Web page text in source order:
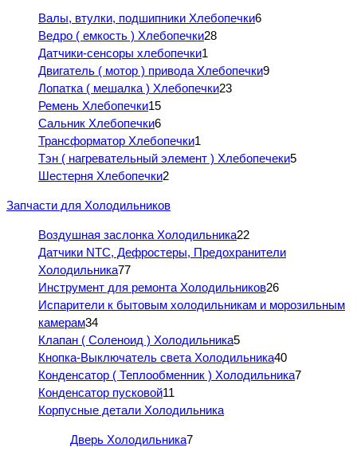
Валы, втулки, подшипники Хлебопечки6
Ведро ( емкость ) Хлебопечки28
Датчики-сенсоры хлебопечки1
Двигатель ( мотор ) привода Хлебопечки9
Лопатка ( мешалка ) Хлебопечки23
Ремень Хлебопечки15
Сальник Хлебопечки6
Трансформатор Хлебопечки1
Тэн ( нагревательный элемент ) Хлебопечеки5
Шестерня Хлебопечки2
Запчасти для Холодильников
Воздушная заслонка Холодильника22
Датчики NTC, Дефростеры, Предохранители
Холодильника77
Инструмент для ремонта Холодильников26
Испарители к бытовым холодильникам и морозильным
камерам34
Клапан ( Соленоид ) Холодильника5
Кнопка-Выключатель света Холодильника40
Конденсатор ( Теплообменник ) Холодильника7
Конденсатор пусковой11
Корпусные детали Холодильника
Дверь Холодильника7